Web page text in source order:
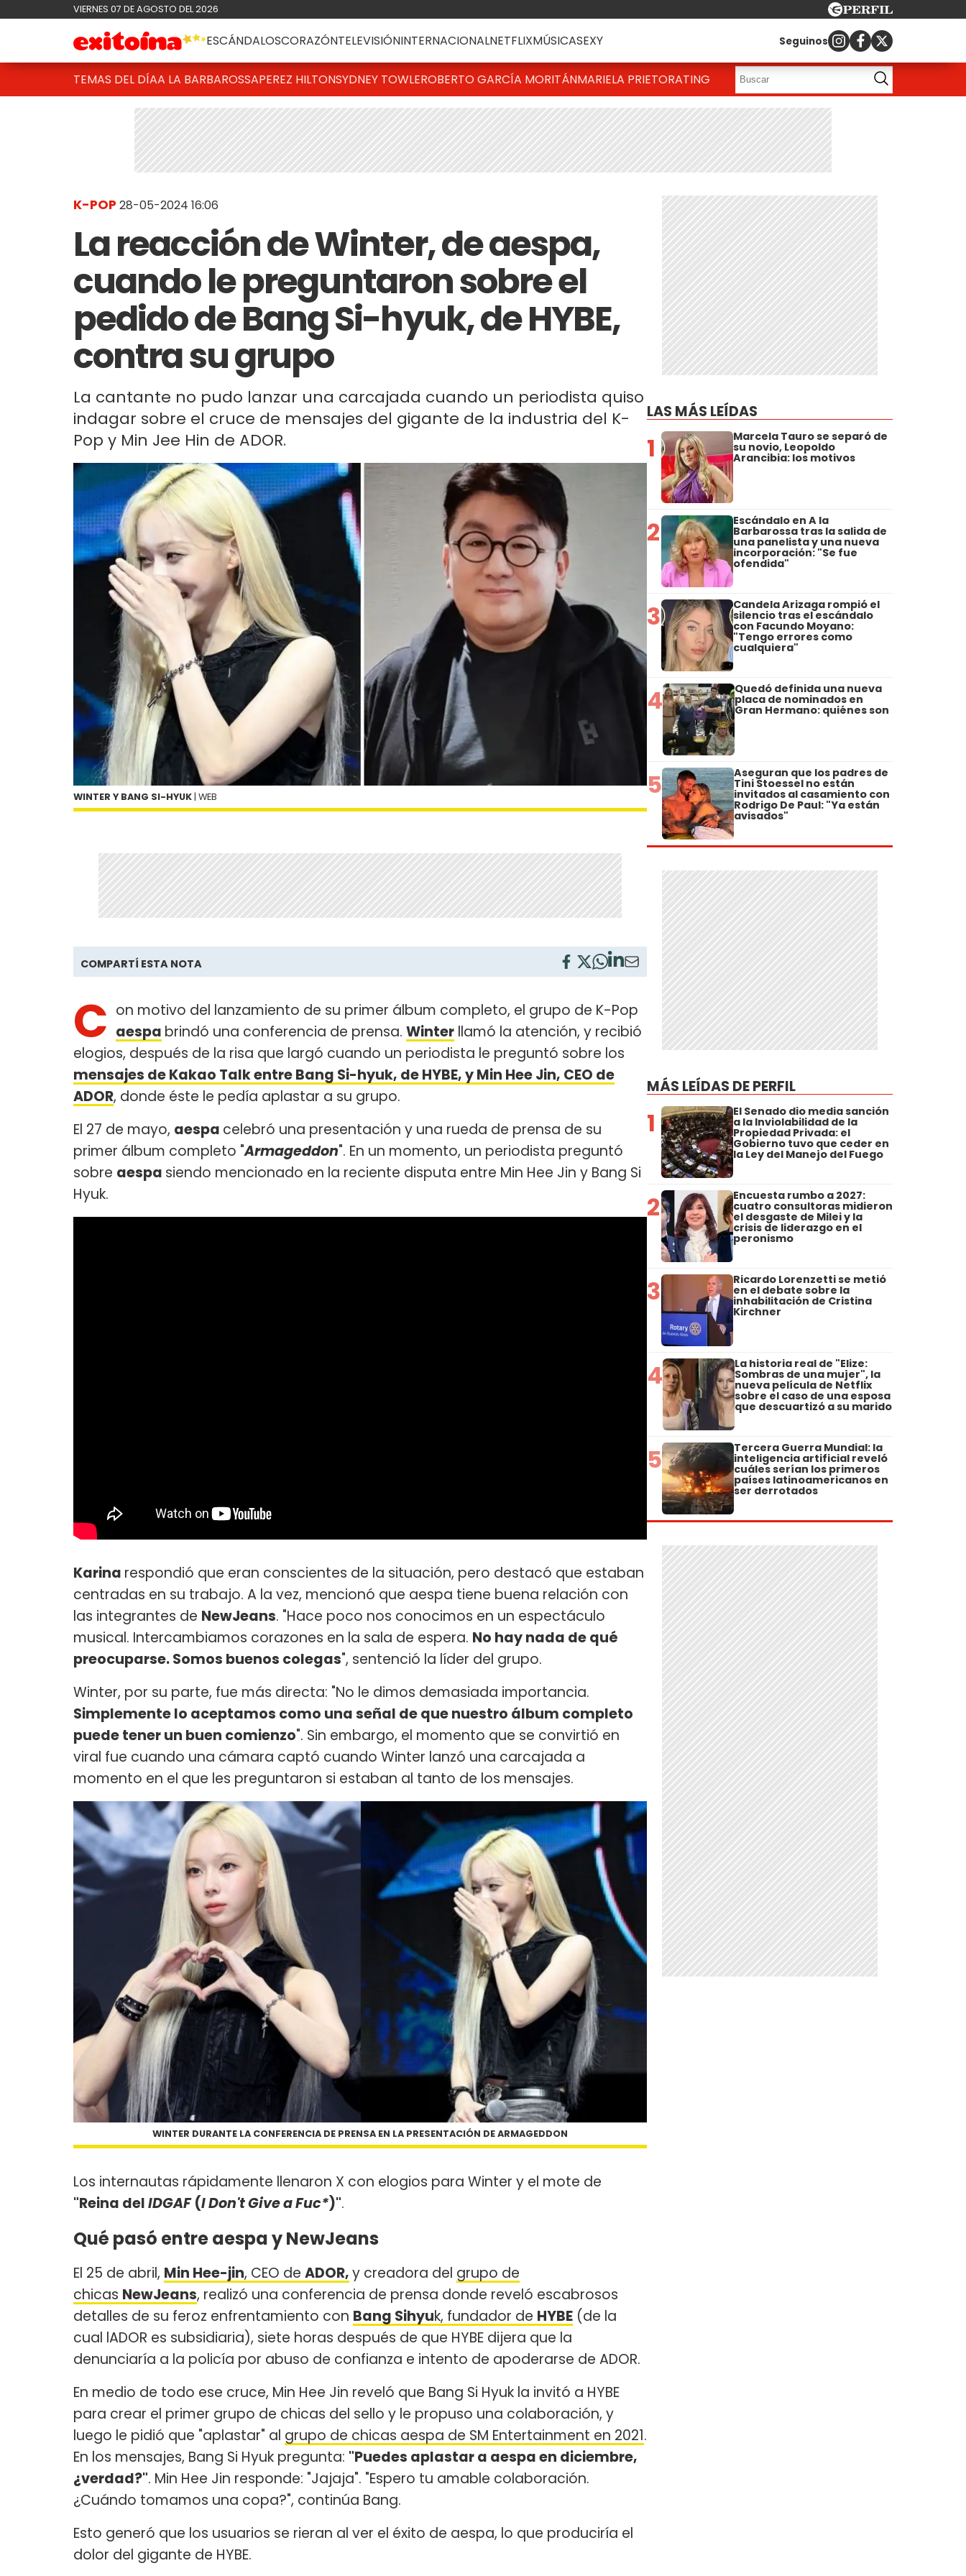
VIERNES 07 DE AGOSTO DEL 2026
ESCÁNDALOSCORAZÓNTELEVISIÓNINTERNACIONALNETFLIXMÚSICASEXY Seguinos
TEMAS DEL DÍAA LA BARBAROSSAPEREZ HILTONSYDNEY TOWLEROBERTO GARCÍA MORITÁNMARIELA PRIETORATING
K-POP 28-05-2024 16:06
La reacción de Winter, de aespa,
cuando le preguntaron sobre el
pedido de Bang Si-hyuk, de HYBE,
contra su grupo
La cantante no pudo lanzar una carcajada cuando un periodista quiso
indagar sobre el cruce de mensajes del gigante de la industria del K-
Pop y Min Jee Hin de ADOR.
WINTER Y BANG SI-HYUK | WEB
COMPARTÍ ESTA NOTA
C on motivo del lanzamiento de su primer álbum completo, el grupo de K-Pop
aespa brindó una conferencia de prensa. Winter llamó la atención, y recibió
elogios, después de la risa que largó cuando un periodista le preguntó sobre los
mensajes de Kakao Talk entre Bang Si-hyuk, de HYBE, y Min Hee Jin, CEO de
ADOR, donde éste le pedía aplastar a su grupo.
El 27 de mayo, aespa celebró una presentación y una rueda de prensa de su
primer álbum completo "Armageddon". En un momento, un periodista preguntó
sobre aespa siendo mencionado en la reciente disputa entre Min Hee Jin y Bang Si
Hyuk.
Karina respondió que eran conscientes de la situación, pero destacó que estaban
centradas en su trabajo. A la vez, mencionó que aespa tiene buena relación con
las integrantes de NewJeans. "Hace poco nos conocimos en un espectáculo
musical. Intercambiamos corazones en la sala de espera. No hay nada de qué
preocuparse. Somos buenos colegas", sentenció la líder del grupo.
Winter, por su parte, fue más directa: "No le dimos demasiada importancia.
Simplemente lo aceptamos como una señal de que nuestro álbum completo
puede tener un buen comienzo". Sin embargo, el momento que se convirtió en
viral fue cuando una cámara captó cuando Winter lanzó una carcajada a
momento en el que les preguntaron si estaban al tanto de los mensajes.
WINTER DURANTE LA CONFERENCIA DE PRENSA EN LA PRESENTACIÓN DE ARMAGEDDON
Los internautas rápidamente llenaron X con elogios para Winter y el mote de
"Reina delIDGAF(I Don't Give a Fuc*)".
Qué pasó entre aespa y NewJeans
El 25 de abril, Min Hee-jin, CEO de ADOR,y creadora del grupo de
chicas NewJeans, realizó una conferencia de prensa donde reveló escabrosos
detalles de su feroz enfrentamiento con Bang Sihyuk, fundador de HYBE (de la
cual lADOR es subsidiaria), siete horas después de que HYBE dijera que la
denunciaría a la policía por abuso de confianza e intento de apoderarse de ADOR.
En medio de todo ese cruce, Min Hee Jin reveló que Bang Si Hyuk la invitó a HYBE
para crear el primer grupo de chicas del sello y le propuso una colaboración, y
luego le pidió que "aplastar" al grupo de chicas aespa de SM Entertainment en 2021.
En los mensajes, Bang Si Hyuk pregunta: "Puedes aplastar a aespa en diciembre,
¿verdad?". Min Hee Jin responde: "Jajaja". "Espero tu amable colaboración.
¿Cuándo tomamos una copa?", continúa Bang.
Esto generó que los usuarios se rieran al ver el éxito de aespa, lo que produciría el
dolor del gigante de HYBE.
LAS MÁS LEÍDAS
1 Marcela Tauro se separó de
su novio, Leopoldo
Arancibia: los motivos
2 Escándalo en A la
Barbarossa tras la salida de
una panelista y una nueva
incorporación: "Se fue
ofendida"
3 Candela Arizaga rompió el
silencio tras el escándalo
con Facundo Moyano:
"Tengo errores como
cualquiera"
4 Quedó definida una nueva
placa de nominados en
Gran Hermano: quiénes son
5 Aseguran que los padres de
Tini Stoessel no están
invitados al casamiento con
Rodrigo De Paul: "Ya están
avisados"
MÁS LEÍDAS DE PERFIL
1 El Senado dio media sanción
a la Inviolabilidad de la
Propiedad Privada: el
Gobierno tuvo que ceder en
la Ley del Manejo del Fuego
2 Encuesta rumbo a 2027:
cuatro consultoras midieron
el desgaste de Milei y la
crisis de liderazgo en el
peronismo
3 Ricardo Lorenzetti se metió
en el debate sobre la
inhabilitación de Cristina
Kirchner
4 La historia real de "Elize:
Sombras de una mujer", la
nueva película de Netflix
sobre el caso de una esposa
que descuartizó a su marido
5 Tercera Guerra Mundial: la
inteligencia artificial reveló
cuáles serían los primeros
países latinoamericanos en
ser derrotados